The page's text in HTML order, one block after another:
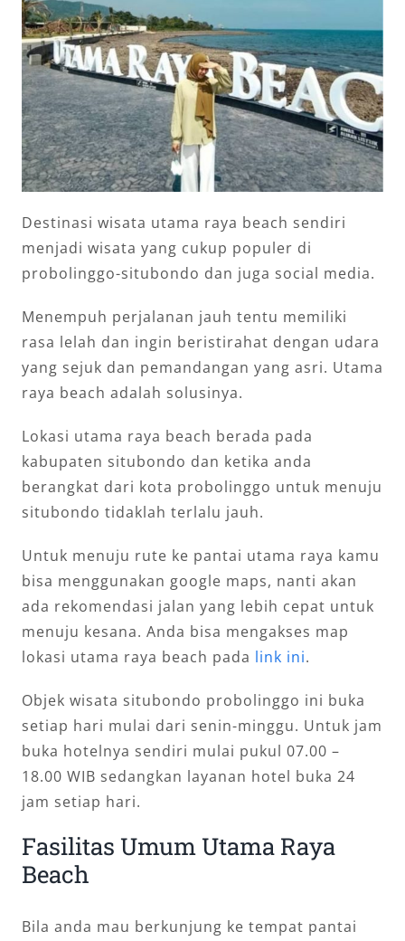
Destinasi wisata utama raya beach sendiri
menjadi wisata yang cukup populer di
probolinggo-situbondo dan juga social media.
Menempuh perjalanan jauh tentu memiliki
rasa lelah dan ingin beristirahat dengan udara
yang sejuk dan pemandangan yang asri. Utama
raya beach adalah solusinya.
Lokasi utama raya beach berada pada
kabupaten situbondo dan ketika anda
berangkat dari kota probolinggo untuk menuju
situbondo tidaklah terlalu jauh.
Untuk menuju rute ke pantai utama raya kamu
bisa menggunakan google maps, nanti akan
ada rekomendasi jalan yang lebih cepat untuk
menuju kesana. Anda bisa mengakses map
lokasi utama raya beach pada link ini.
Objek wisata situbondo probolinggo ini buka
setiap hari mulai dari senin-minggu. Untuk jam
buka hotelnya sendiri mulai pukul 07.00 –
18.00 WIB sedangkan layanan hotel buka 24
jam setiap hari.
Fasilitas Umum Utama Raya
Beach
Bila anda mau berkunjung ke tempat pantai